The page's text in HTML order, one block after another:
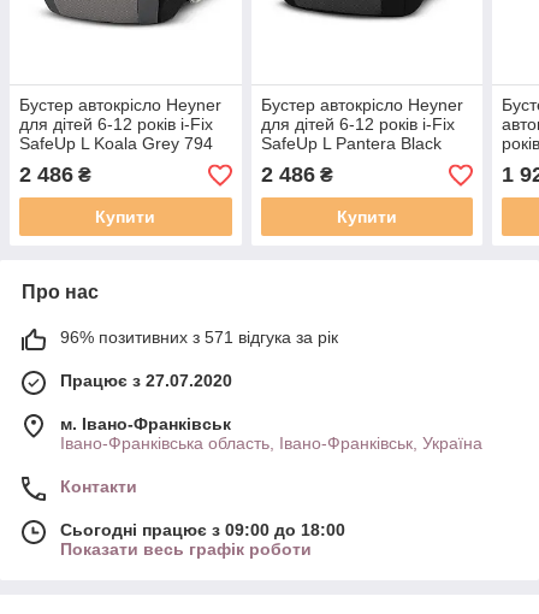
Бустер автокрісло Heyner
для дітей 6-12 років i-Fix
SafeUp L Koala Grey 794
220 сірого кольору
2 486 ₴
Купити
Бустер автокрісло Heyner
для дітей 6-12 років i-Fix
SafeUp L Pantera Black
794 210 чорного кольору
2 486₴
Купити
1
Про нас
96% позитивних з 571 відгука за рік
Працює з 27.07.2020
м. Івано-Франківськ
Івано-Франківська область, Івано-Франківськ, Україна
Контакти
Сьогодні працює з 09:00 до 18:00
Показати весь графік роботи